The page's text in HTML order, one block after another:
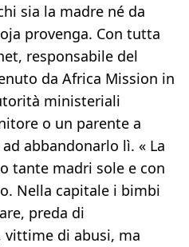
sia la madre né da
provenga. Con tutta
responsabile del
da Africa Mission in
ministeriali
o un parente a
abbandonarlo lì. « La
tante madri sole e con
Nella capitale i bimbi
preda di
vittime di abusi, ma